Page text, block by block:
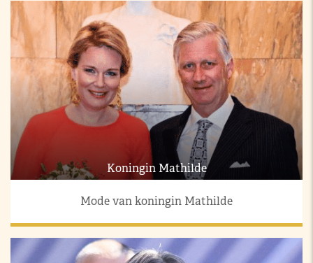
Koningin Mathilde
Mode van koningin Mathilde